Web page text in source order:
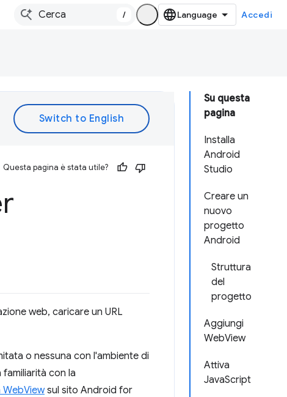
/ Accedi
Su questa
pagina
Installa
Android
Studio
Creare un
nuovo
progetto
Android
Struttura
del
progetto
Aggiungi
WebView
Attiva
JavaScript
Questa pagina è stata utile?
web, caricare un URL
o nessuna con l'ambiente di
con la
sul sito Android for